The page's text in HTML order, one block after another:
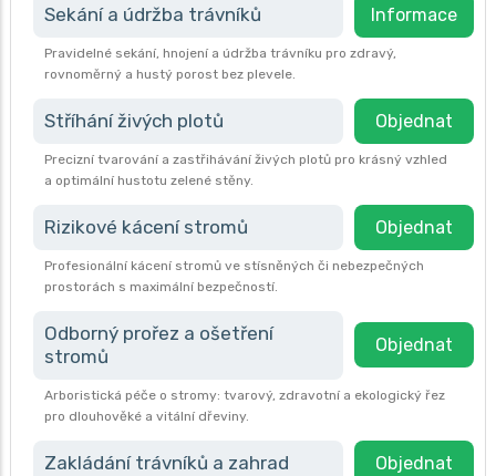
Sekání a údržba trávníků Informace
Pravidelné sekání, hnojení a údržba trávníku pro zdravý,
rovnoměrný a hustý porost bez plevele.
Stříhání živých plotů Objednat
Precizní tvarování a zastřihávání živých plotů pro krásný vzhled
a optimální hustotu zelené stěny.
Rizikové kácení stromů Objednat
Profesionální kácení stromů ve stísněných či nebezpečných
prostorách s maximální bezpečností.
Odborný prořez a ošetření
stromů
Objednat
Arboristická péče o stromy: tvarový, zdravotní a ekologický řez
pro dlouhověké a vitální dřeviny.
Zakládání trávníků a zahrad Objednat